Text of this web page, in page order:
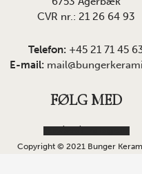
CVR nr.: 21 26 64 93
Telefon: +45 21 71 45
E-mail:
FØLG MED
Copyright © 2021 Bunger